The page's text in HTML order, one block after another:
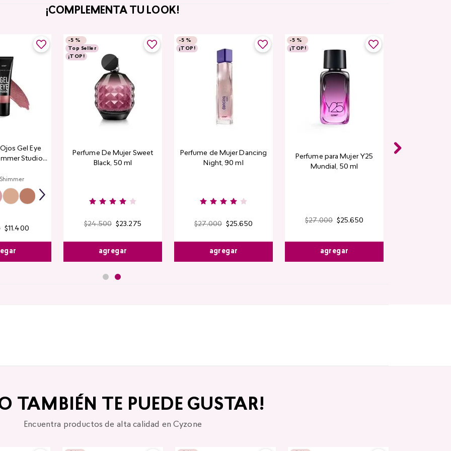
¡COMPLEMENTA TU LOOK!
Gel Eye
Studio
$11 .400
-5 %
Top Seller
¡TOP!
Perfume De Mujer Sweet
Black, 50 ml
$24.500 $23.275
agregar
-5 %
¡TOP!
Perfume de Mujer Dancing
Night, 90 ml
$27.000 $25.650
agregar
-5 %
¡TOP!
Perfume para Mujer Y25
Mundial​, 50 ml
$27.000 $25.650
agregar
TAMBIÉN TE PUEDE GUSTAR!
Encuentra productos de alta calidad en Cyzone